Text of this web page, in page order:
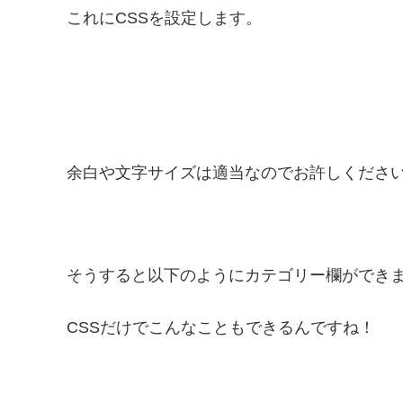
これにCSSを設定します。
余白や文字サイズは適当なのでお許しくださ
そうすると以下のようにカテゴリー欄ができ
CSSだけでこんなこともできるんですね！